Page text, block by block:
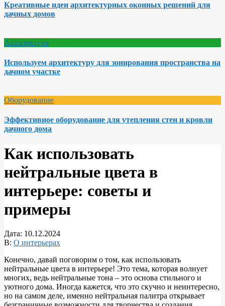
Креативные идеи архитектурных оконных решений для
дачных домов
Архитектура
Используем архитектуру для зонирования пространства на
дачном участке
Оборудование
Эффективное оборудование для утепления стен и кровли
дачного дома
Как использовать
нейтральные цвета в
интерьере: советы и
примеры
Дата: 10.12.2024
В: О интерьерах
Конечно, давай поговорим о том, как использовать
нейтральные цвета в интерьере! Это тема, которая волнует
многих, ведь нейтральные тона – это основа стильного и
уютного дома. Иногда кажется, что это скучно и неинтересно,
но на самом деле, именно нейтральная палитра открывает